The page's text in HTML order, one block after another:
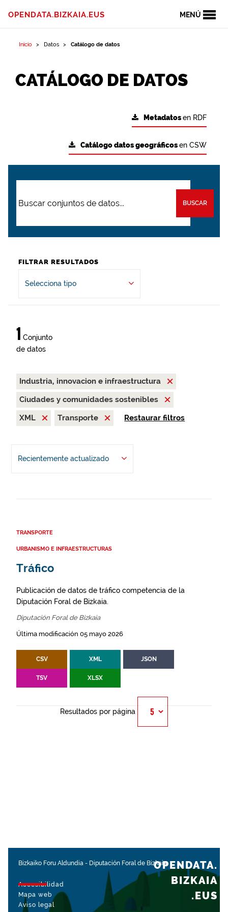
MENÚ
OPENDATA.BIZKAIA.EUS
Inicio Datos Catálogo de datos
CATÁLOGO DE DATOS
Metadatosen RDF
Catálogo datos geográficosen CSW
BUSCAR
FILTRAR RESULTADOS
Selecciona tipo
1 Conjunto
de datos
Industria, innovacion e infraestructura
Ciudades y comunidades sostenibles
XML
Transporte Restaurar filtros
Recientemente actualizado
TRANSPORTE
URBANISMO E INFRAESTRUCTURAS
Tráfico
Publicación de datos de tráfico competencia de la
Diputación Foral de Bizkaia.
Diputación Foral de Bizkaia
Última modificación 05 mayo 2026
CSV XML JSON
TSV XLSX
Resultados por página
Bizkaiko Foru Aldundia - Diputación Foral de Bizkaia
Accesibilidad
Mapa web
Aviso legal
OPENDATA.
BIZKAIA
.EUS